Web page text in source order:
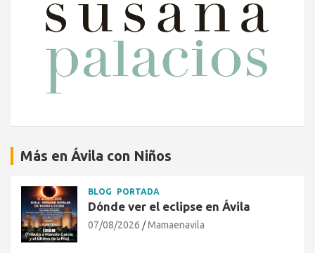
Más en Ávila con Niños
BLOG PORTADA
Dónde ver el eclipse en Ávila
07/08/2026 Mamaenavila